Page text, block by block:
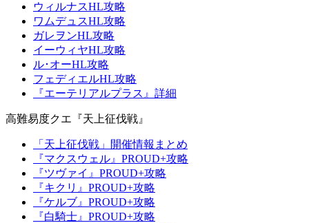
ウィルナスHL攻略
ワムデュスHL攻略
ガレヲンHL攻略
イーウィヤHL攻略
ル･オーHL攻略
フェディエルHL攻略
『エーテリアルプラス』詳細
高難易度クエ『天上征伐戦』
「天上征伐戦」開催情報まとめ
『マクスウェル』PROUD+攻略
『ツヴァイ』PROUD+攻略
『キクリ』PROUD+攻略
『ケルブ』PROUD+攻略
『白騎士』PROUD+攻略